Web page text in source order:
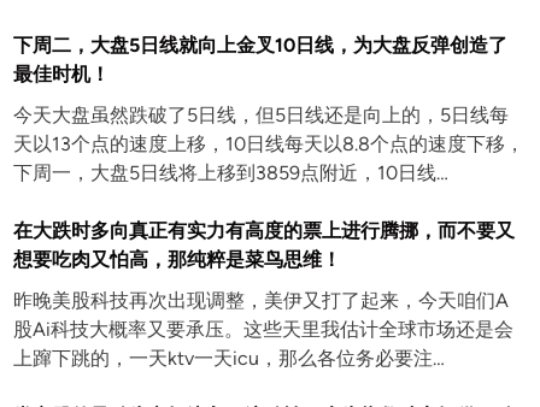
下周二，大盘5日线就向上金叉10日线，为大盘反弹创造了
最佳时机！
今天大盘虽然跌破了5日线，但5日线还是向上的，5日线每
天以13个点的速度上移，10日线每天以8.8个点的速度下移，
下周一，大盘5日线将上移到3859点附近，10日线…
在大跌时多向真正有实力有高度的票上进行腾挪，而不要又
想要吃肉又怕高，那纯粹是菜鸟思维！
昨晚美股科技再次出现调整，美伊又打了起来，今天咱们A
股Ai科技大概率又要承压。这些天里我估计全球市场还是会
上蹿下跳的，一天ktv一天icu，那么各位务必要注…